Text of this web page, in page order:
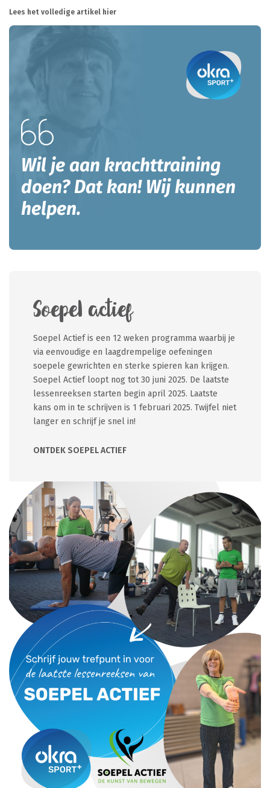
Lees het volledige artikel hier
Wil je aan krachttraining
doen? Dat kan! Wij kunnen
helpen.
Soepel actief
Soepel Actief is een 12 weken programma waarbij je
via eenvoudige en laagdrempelige oefeningen
soepele gewrichten en sterke spieren kan krijgen.
Soepel Actief loopt nog tot 30 juni 2025. De laatste
lessenreeksen starten begin april 2025. Laatste
kans om in te schrijven is 1 februari 2025. Twijfel niet
langer en schrijf je snel in!
ONTDEK SOEPEL ACTIEF